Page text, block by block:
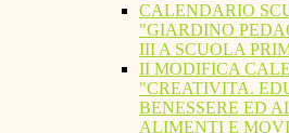
CALENDARIO
"GIARDINO
III A SCUOLA
II MODIFICA
"CREATIVITA.
BENESSERE ED
ALIMENTI E